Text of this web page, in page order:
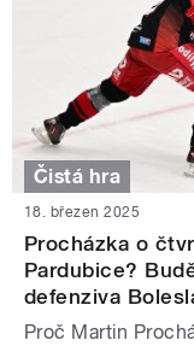
Čistá hra
18. březen 2025
Procházka o
Pardubice?
defenziva
Proč Martin